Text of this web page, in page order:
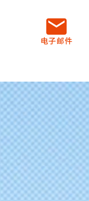
电子邮件